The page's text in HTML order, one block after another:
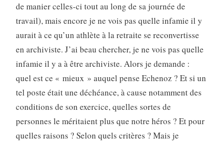
de manier celles-ci tout au long de sa journée de
travail), mais encore je ne vois pas quelle infamie il y
aurait à ce qu’un athlète à la retraite se reconvertisse
en archiviste. J’ai beau chercher, je ne vois pas quelle
infamie il y a à être archiviste. Alors je demande :
quel est ce « mieux » auquel pense Echenoz ? Et si un
tel poste était une déchéance, à cause notamment des
conditions de son exercice, quelles sortes de
personnes le méritaient plus que notre héros ? Et pour
quelles raisons ? Selon quels critères ? Mais je